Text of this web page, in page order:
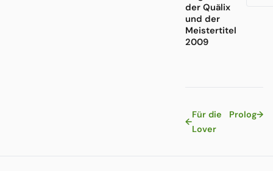
der Quälix
und der
Meistertitel
2009
←
Für die
Lover
Prolog→